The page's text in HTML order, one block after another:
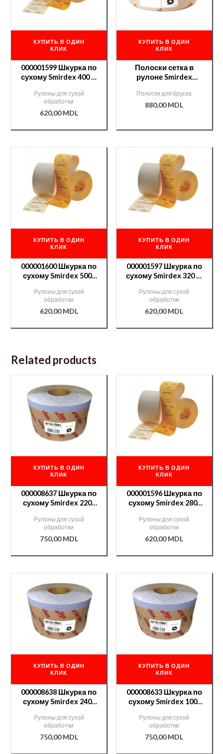
КУПИТЬ В ОДИН
КЛИК
000001599 Шкурка по
сухому Smirdex 400 —
Рулоны для сухой
обработки
620,00MDL
КУПИТЬ В ОДИН
КЛИК
Полоски сетка в
рулоне Smirdex
№120/000008015/
Полоски для бруска
880,00MDL
КУПИТЬ В ОДИН
КЛИК
000001600 Шкурка по
сухому Smirdex 500-
Рулоны для сухой
обработки
620,00MDL
КУПИТЬ В ОДИН
КЛИК
000001597 Шкурка по
сухому Smirdex 320 —
Рулоны для сухой
обработки
620,00MDL
Related products
КУПИТЬ В ОДИН
КЛИК
000008637 Шкурка по
сухому Smirdex 220-
Рулоны для сухой
обработки
750,00MDL
КУПИТЬ В ОДИН
КЛИК
000001596 Шкурка по
сухому Smirdex 280-
Рулоны для сухой
обработки
620,00MDL
КУПИТЬ В ОДИН
КЛИК
000008638 Шкурка по
сухому Smirdex 240-
Рулоны для сухой
обработки
750,00MDL
КУПИТЬ В ОДИН
КЛИК
000008633 Шкурка по
сухому Smirdex 100-
Рулоны для сухой
обработки
750,00MDL